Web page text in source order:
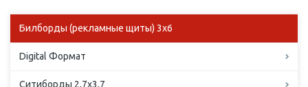
Билборды (рекламные щиты) 3х6
Digital Формат
Ситиборды 2,7х3,7